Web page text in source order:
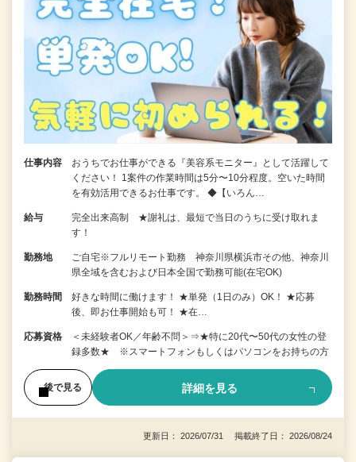
仕事内容
おうちでお仕事ができる『美容系モニター』として活躍して
ください！ 1案件の作業時間は5分〜10分程度。空いた時間
を有効活用できるお仕事です。 ◆【いろん…
給与
完全出来高制 ★謝礼は、最短で当日のうちに受け取れま
す！
勤務地
ご自宅※フルリモート勤務 神奈川県横浜市その他、神奈川
県全域を含むおよび日本全国で勤務可能(在宅OK)
勤務時間
好きな時間に働けます！ ★単発（1日のみ）OK！ ★応募
後、即お仕事開始も可！ ★在…
応募資格
＜未経験者OK／年齢不問＞⇒★特に20代〜50代の女性の登
録多数★ ※スマートフォンもしくはパソコンをお持ちの方
後で見る 詳細を見る
更新日： 2026/07/31 掲載終了日： 2026/08/24